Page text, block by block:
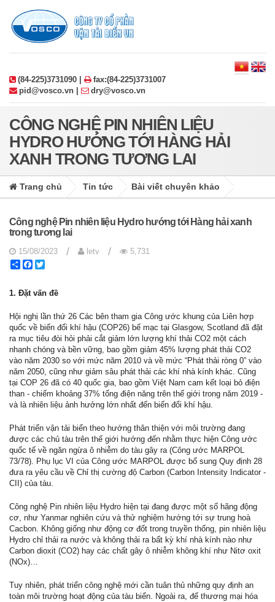
(84-225)3731090 |
fax:(84-225)3731007
pid@vosco.vn |
dry@vosco.vn
CÔNG NGHỆ PIN NHIÊN LIỆU
HYDRO HƯỚNG TỚI HÀNG HẢI
XANH TRONG TƯƠNG LAI
Trang chủ Tin tức Bài viết chuyên khảo
Công nghệ Pin nhiên liệu Hydro hướng tới Hàng hải xanh
trong tương lai
15/08/2023 / letv /
5,731
ShareFacebook
1. Đặt vấn đề
Hội nghị lần thứ 26 Các bên tham gia Công ước khung của Liên hợp
quốc về biến đổi khí hậu (COP26) bế mạc tại Glasgow, Scotland đã đặt
ra mục tiêu đòi hỏi phải cắt giảm lớn lượng khí thải CO2 một cách
nhanh chóng và bền vững, bao gồm giảm 45% lượng phát thải CO2
vào năm 2030 so với mức năm 2010 và về mức “Phát thải ròng 0” vào
năm 2050, cũng như giảm sâu phát thải các khí nhà kính khác. Cũng
tại COP 26 đã có 40 quốc gia, bao gồm Việt Nam cam kết loại bỏ điện
than - chiếm khoảng 37% tổng điện năng trên thế giới trong năm 2019 -
và là nhiên liệu ảnh hưởng lớn nhất đến biến đổi khí hậu.
Phát triển vận tải biển theo hướng thân thiện với môi trường đang
được các chủ tàu trên thế giới hướng đến nhằm thực hiện Công ước
quốc tế về ngăn ngừa ô nhiễm do tàu gây ra (Công ước MARPOL
73/78). Phụ lục VI của Công ước MARPOL được bổ sung Quy định 28
đưa ra yêu cầu về Chỉ thị cường độ Carbon (Carbon Intensity Indicator -
CII) của tàu.
Công nghệ Pin nhiên liệu Hydro hiện tại đang được một số hãng động
cơ, như Yanmar nghiên cứu và thử nghiệm hướng tới sự trung hoà
Cacbon. Không giống như động cơ đốt trong truyền thống, pin nhiên liệu
Hydro chỉ thải ra nước và không thải ra bất kỳ khí nhà kính nào như
Carbon dioxit (CO2) hay các chất gây ô nhiễm không khí như Nitơ oxit
(NOx)…
Tuy nhiên, phát triển công nghệ mới cần tuân thủ những quy định an
toàn môi trường hoạt động của tàu biển. Ngoài ra, để thương mại hóa